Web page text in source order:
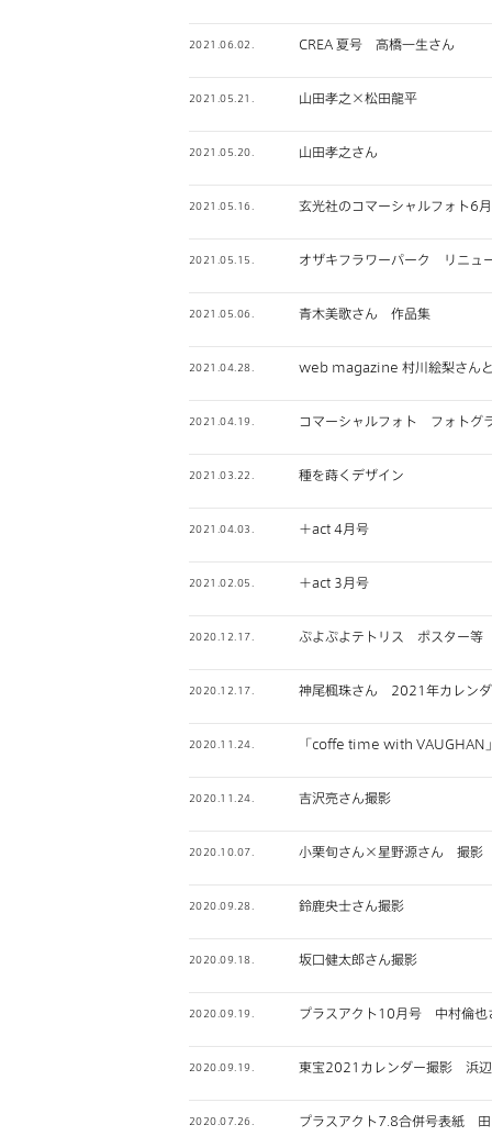
2021.06.02. CREA 夏号 高橋一生さん
2021.05.21. 山田孝之×松田龍平
2021.05.20. 山田孝之さん
2021.05.16. 玄光社のコマーシャルフォト
2021.05.15. オザキフラワーパーク リニュ
2021.05.06. 青木美歌さん 作品集
2021.04.28. web magazine 村川絵梨さ
2021.04.19. コマーシャルフォト フォト
2021.03.22. 種を蒔くデザイン
2021.04.03. ＋act 4月号
2021.02.05. ＋act 3月号
2020.12.17. ぷよぷよテトリス ポスター等
2020.12.17. 神尾楓珠さん 2021年カレン
2020.11.24. 「coffe time with VAUGHAN
2020.11.24. 吉沢亮さん撮影
2020.10.07. 小栗旬さん×星野源さん 撮影
2020.09.28. 鈴鹿央士さん撮影
2020.09.18. 坂口健太郎さん撮影
2020.09.19. プラスアクト10月号 中村倫也
2020.09.19. 東宝2021カレンダー撮影 浜
2020.07.26. プラスアクト7.8合併号表紙